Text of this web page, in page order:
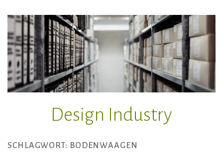
Zum
Inhalt
springen
Design Industry
SCHLAGWORT: BODENWAAGEN